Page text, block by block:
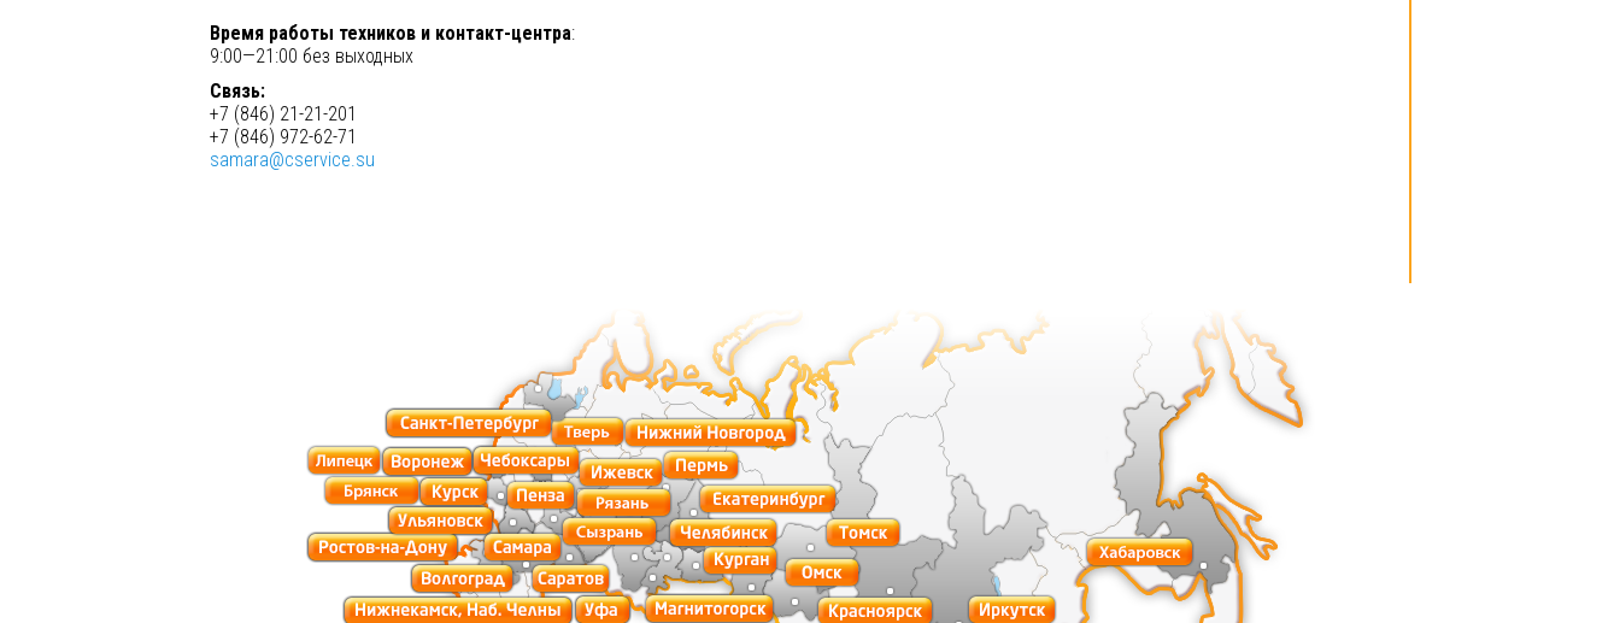
Время работы техников и контакт-центра:
9:00—21:00 без выходных
Связь:
+7 (846) 21-21-201
+7 (846) 972-62-71
samara@cservice.su